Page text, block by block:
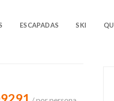
ESCAPADAS SKI